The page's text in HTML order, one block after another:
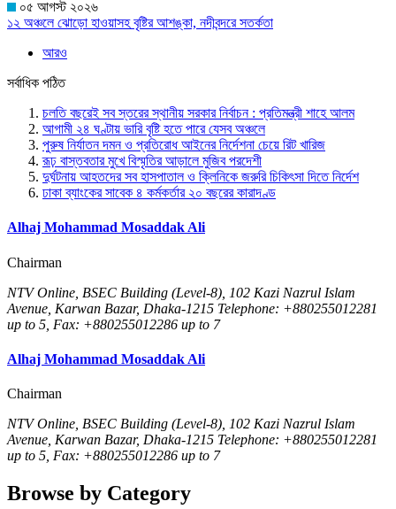
০৫ আগস্ট ২০২৬
১২ অঞ্চলে ঝোড়ো হাওয়াসহ বৃষ্টির আশঙ্কা, নদীবন্দরে সতর্কতা
আরও
সর্বাধিক পঠিত
চলতি বছরেই সব স্তরের স্থানীয় সরকার নির্বাচন : প্রতিমন্ত্রী শাহে আলম
আগামী ২৪ ঘণ্টায় ভারি বৃষ্টি হতে পারে যেসব অঞ্চলে
পুরুষ নির্যাতন দমন ও প্রতিরোধ আইনের নির্দেশনা চেয়ে রিট খারিজ
রূঢ় বাস্তবতার মুখে বিস্মৃতির আড়ালে মুজিব পরদেশী
দুর্ঘটনায় আহতদের সব হাসপাতাল ও ক্লিনিকে জরুরি চিকিৎসা দিতে নির্দেশ
ঢাকা ব্যাংকের সাবেক ৪ কর্মকর্তার ২০ বছরের কারাদণ্ড
Alhaj Mohammad Mosaddak Ali
Chairman
NTV Online, BSEC Building (Level-8), 102 Kazi Nazrul Islam
Avenue, Karwan Bazar, Dhaka-1215 Telephone: +880255012281
up to 5, Fax: +880255012286 up to 7
Alhaj Mohammad Mosaddak Ali
Chairman
NTV Online, BSEC Building (Level-8), 102 Kazi Nazrul Islam
Avenue, Karwan Bazar, Dhaka-1215 Telephone: +880255012281
up to 5, Fax: +880255012286 up to 7
Browse by Category